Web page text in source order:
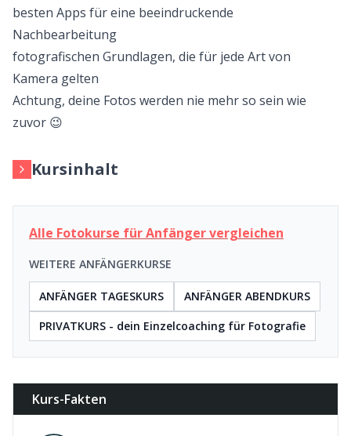
besten Apps für eine beeindruckende
Nachbearbeitung
fotografischen Grundlagen, die für jede Art von
Kamera gelten
Achtung, deine Fotos werden nie mehr so sein wie
zuvor 😉
Kursinhalt
Alle Fotokurse für Anfänger vergleichen
WEITERE ANFÄNGERKURSE
ANFÄNGER TAGESKURS
ANFÄNGER ABENDKURS
PRIVATKURS - dein Einzelcoaching für Fotografie
Kurs-Fakten